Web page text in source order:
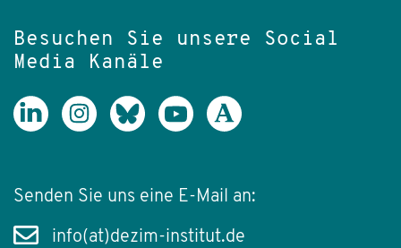
Besuchen Sie unsere Social
Media Kanäle
Senden Sie uns eine E-Mail an:
info(at)dezim-institut.de